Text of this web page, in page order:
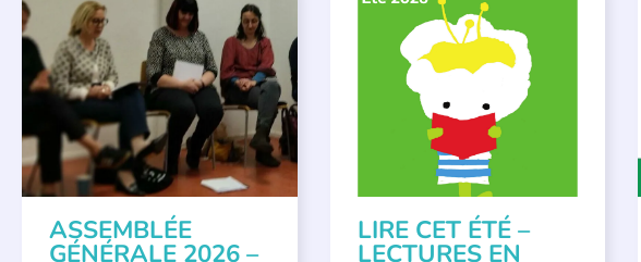
APPEL À SOUTIEN ,
VIE DE L'ASSOCIATION
ASSEMBLÉE
GÉNÉRALE 2026 –
BIBLIOTHÈQUES , ÉVÉNEMENTS
LECTURE INDIVIDUALISÉE ,
LITTÉRATURE JEUNESSE
LIRE CET ÉTÉ –
LECTURES EN